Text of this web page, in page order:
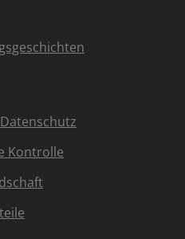
Kontrolle